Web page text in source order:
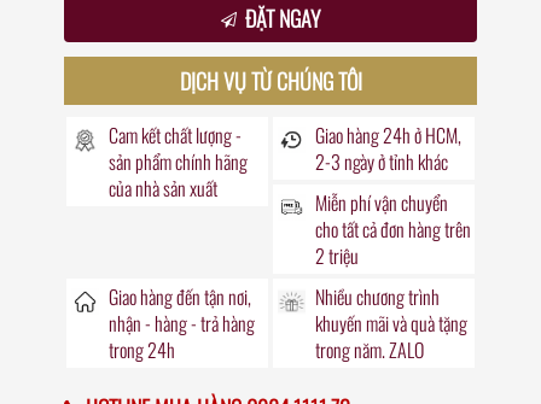
ĐẶT NGAY
DỊCH VỤ TỪ CHÚNG TÔI
Cam kết chất lượng -
sản phẩm chính hãng
của nhà sản xuất
Giao hàng24hở HCM,
2-3 ngày ở tỉnh khác
Miễn phí vận chuyển
cho tất cả đơn hàng trên
2 triệu
Giao hàng đếntận nơi,
nhận - hàng - trả hàng
trong24h
Nhiều chương trình
khuyến mãivà quà tặng
trong năm. ZALO